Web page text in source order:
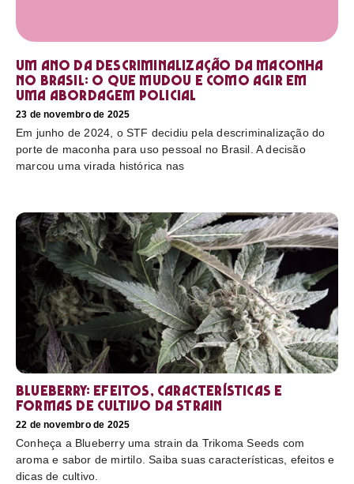
Um ano da descriminalização da maconha
no Brasil: o que mudou e como agir em
uma abordagem policial
23 de novembro de 2025
Em junho de 2024, o STF decidiu pela descriminalização do
porte de maconha para uso pessoal no Brasil. A decisão
marcou uma virada histórica nas
Blueberry: efeitos, características e
formas de cultivo da strain
22 de novembro de 2025
Conheça a Blueberry uma strain da Trikoma Seeds com
aroma e sabor de mirtilo. Saiba suas características, efeitos e
dicas de cultivo.